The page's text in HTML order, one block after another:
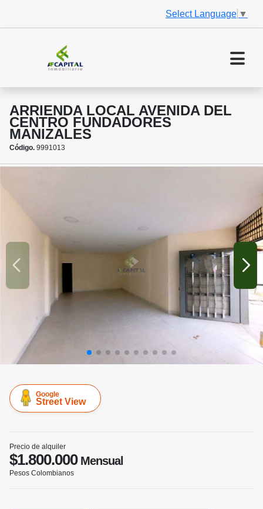
Select Language ▼
ARRIENDA LOCAL AVENIDA DEL
CENTRO FUNDADORES
MANIZALES
Código. 9991013
Google
Street View
Precio de alquiler
$1.800.000Mensual
Pesos Colombianos